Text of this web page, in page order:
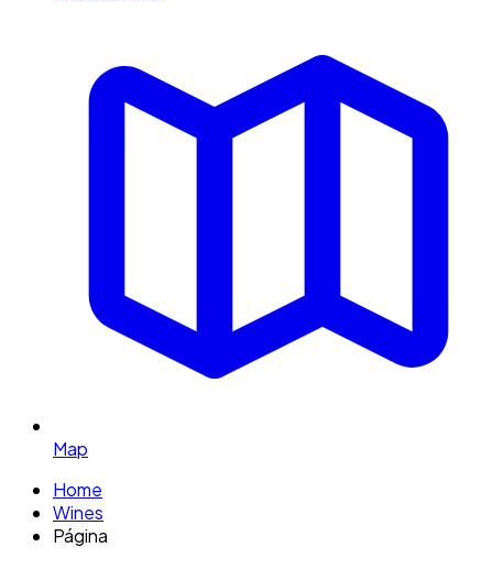
Map
Home
Wines
Página